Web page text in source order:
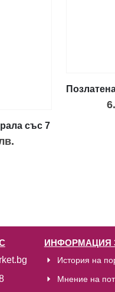
със 7 опала,
ИНФОРМАЦИЯ
История на
Мнение на